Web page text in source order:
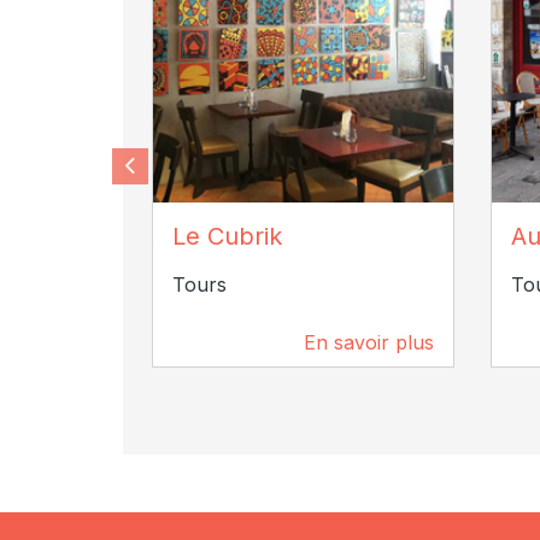
Le Cubrik
Tours
En savoir plus